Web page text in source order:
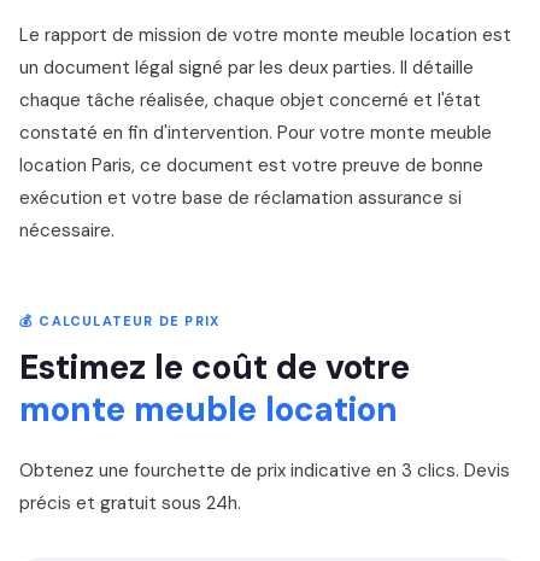
Le rapport de mission de votre monte meuble location est
un document légal signé par les deux parties. Il détaille
chaque tâche réalisée, chaque objet concerné et l'état
constaté en fin d'intervention. Pour votre monte meuble
location Paris, ce document est votre preuve de bonne
exécution et votre base de réclamation assurance si
nécessaire.
💰 CALCULATEUR DE PRIX
Estimez le coût de votre
monte meuble location
Obtenez une fourchette de prix indicative en 3 clics. Devis
précis et gratuit sous 24h.